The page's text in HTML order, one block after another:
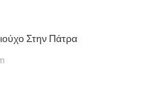
Στην Πάτρα